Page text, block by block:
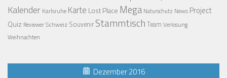
Kalender Karlsruhe Karte Lost Place Mega Naturschutz News Project
Quiz ReviewerSchweiz Souvenir Stammtisch Team Verlosung
Weihnachten
Dezember 2016